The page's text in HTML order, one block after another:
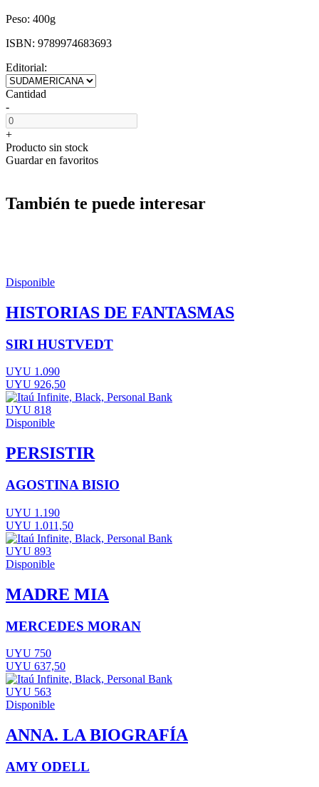
Peso: 400g
ISBN: 9789974683693
Editorial:
Cantidad
-
+
Producto sin stock
Guardar en favoritos
También te puede interesar
Disponible
HISTORIAS DE FANTASMAS
SIRI HUSTVEDT
UYU 1.090
UYU 926,50
UYU 818
Disponible
PERSISTIR
AGOSTINA BISIO
UYU 1.190
UYU 1.011,50
UYU 893
Disponible
MADRE MIA
MERCEDES MORAN
UYU 750
UYU 637,50
UYU 563
Disponible
ANNA. LA BIOGRAFÍA
AMY ODELL